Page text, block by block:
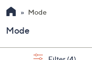
Sie
Pfeiltasten
nach
Mode
Mode